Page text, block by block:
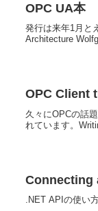
OPC UA本
発行は来年1月と
Architecture
OPC Client
久々にOPCの話
れています。
Connecting
.NET APIの使い